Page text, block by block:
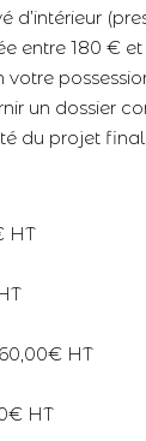
d’intérieur
entre 180 €
votre
un dossier
du projet final.
HT
HT
HT